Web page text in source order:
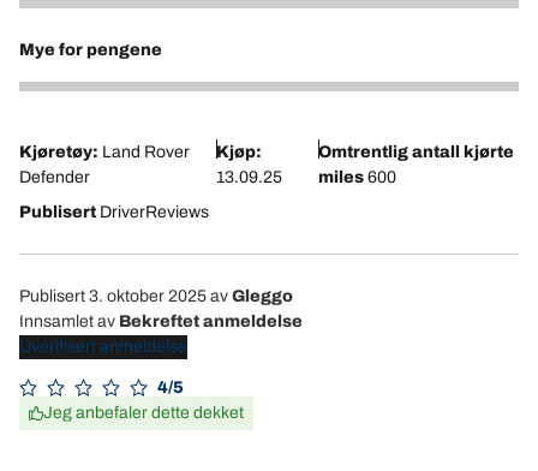
5
Mye for pengene
4
Kjøretøy: Land Rover
Defender
Kjøp:
13.09.25
Omtrentlig antall kjørte
miles600
Publisert DriverReviews
Publisert 3. oktober 2025 av Gleggo
Innsamlet av Bekreftet anmeldelse
Uverifisert anmeldelse
4/5
Jeg anbefaler dette dekket